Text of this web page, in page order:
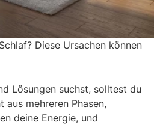
Diese Ursachen können
Lösungen suchst, solltest du
aus mehreren Phasen,
deine Energie, und